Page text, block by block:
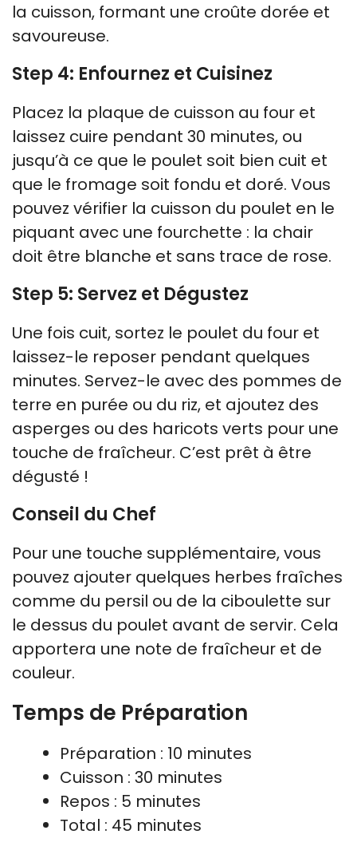
la cuisson, formant une croûte dorée et
savoureuse.
Step 4: Enfournez et Cuisinez
Placez la plaque de cuisson au four et
laissez cuire pendant 30 minutes, ou
jusqu’à ce que le poulet soit bien cuit et
que le fromage soit fondu et doré. Vous
pouvez vérifier la cuisson du poulet en le
piquant avec une fourchette : la chair
doit être blanche et sans trace de rose.
Step 5: Servez et Dégustez
Une fois cuit, sortez le poulet du four et
laissez-le reposer pendant quelques
minutes. Servez-le avec des pommes de
terre en purée ou du riz, et ajoutez des
asperges ou des haricots verts pour une
touche de fraîcheur. C’est prêt à être
dégusté !
Conseil du Chef
Pour une touche supplémentaire, vous
pouvez ajouter quelques herbes fraîches
comme du persil ou de la ciboulette sur
le dessus du poulet avant de servir. Cela
apportera une note de fraîcheur et de
couleur.
Temps de Préparation
Préparation : 10 minutes
Cuisson : 30 minutes
Repos : 5 minutes
Total : 45 minutes